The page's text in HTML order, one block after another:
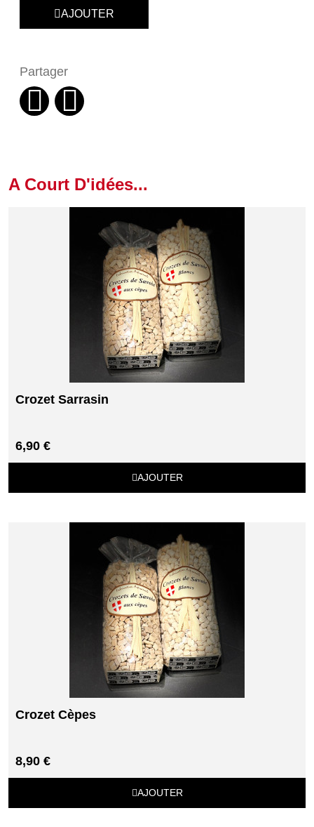
AJOUTER
Partager
A Court D'idées...
Crozet Sarrasin
6,90 €
AJOUTER
Crozet Cèpes
8,90 €
AJOUTER